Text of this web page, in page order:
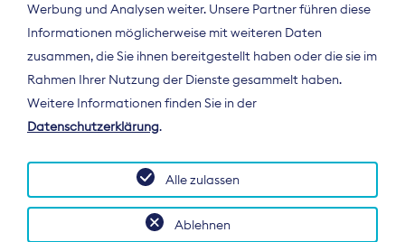
Der Bundesverband Digitalpublisher und
Zeitungsverleger (BDZV) vertritt als
Spitzenorganisation die Interessen der
Deutschland und auf EU-Ebene.
Werbung und Analysen weiter. Unsere Partner führen diese
Informationen möglicherweise mit weiteren Daten
zusammen, die Sie ihnen bereitgestellt haben oder die sie im
Rahmen Ihrer Nutzung der Dienste gesammelt haben.
Weitere Informationen finden Sie in der
Datenschutzerklärung.
Ablehnen
Alle zulassen